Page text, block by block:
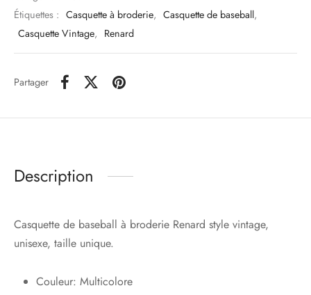
Étiquettes : Casquette à broderie, Casquette de baseball,
Casquette Vintage, Renard
Partager
Description
Casquette de baseball à broderie Renard style vintage,
unisexe, taille unique.
Couleur: Multicolore